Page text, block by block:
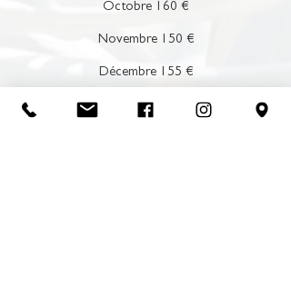
Octobre 160 €
Novembre 150 €
Décembre 155 €